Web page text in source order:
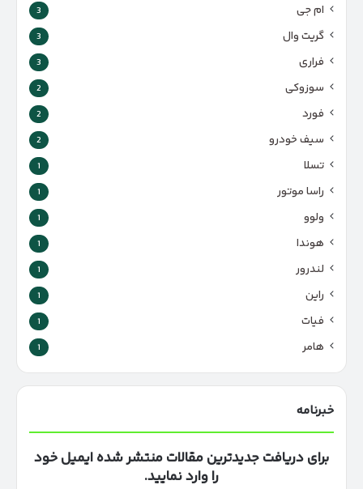
ام جی 3
گریت وال 3
فراری 3
سوزوکی 2
فورد 2
سیف خودرو 2
تسلا 1
راسا موتور 1
ولوو 1
هوندا 1
لندرور 1
راین 1
فیات 1
هامر 1
خبرنامه
برای دریافت جدیدترین مقالات منتشر شده ایمیل خود
را وارد نمایید.